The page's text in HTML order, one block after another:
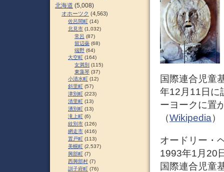
国際連合児童
年12月11日に
ーヨークに置
（Wikipedia）
オードリー・
1993年1月20
国際連合児童
北海道 (5,008)
オホーツク (4,563)
佐呂間町 (14)
北見市 (1,032)
常呂 (87)
留辺蘂 (68)
端野 (64)
大空町 (164)
女満別 (115)
東藻琴 (37)
小清水町 (12)
斜里町 (57)
津別町 (223)
清里町 (13)
湧別町 (13)
滝上町 (6)
紋別市 (126)
網走市 (416)
置戸町 (113)
美幌町 (2,537)
興部町 (7)
西興部村 (7)
訓子府町 (76)